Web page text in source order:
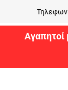
Αγαπητοί